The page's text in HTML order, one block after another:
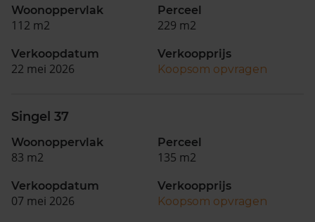
Woonoppervlak
112 m2
Perceel
229 m2
Verkoopdatum
22 mei 2026
Verkoopprijs
Koopsom opvragen
Singel 37
Woonoppervlak
83 m2
Perceel
135 m2
Verkoopdatum
07 mei 2026
Verkoopprijs
Koopsom opvragen